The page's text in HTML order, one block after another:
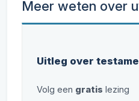
Meer weten over
Uitleg over
Volg een gratis lezing